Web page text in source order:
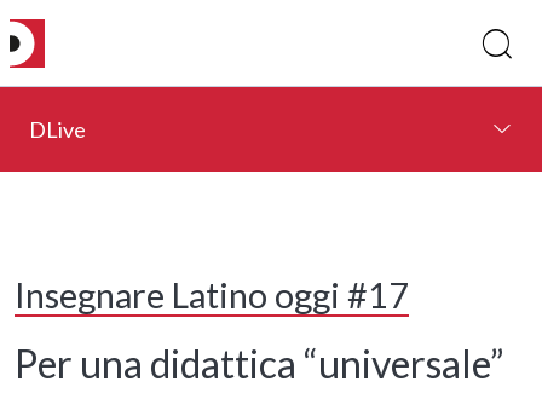
DLive
Insegnare Latino oggi #17
Per una didattica “universale”